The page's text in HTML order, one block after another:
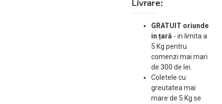
Livrare:
GRATUIT oriunde
in țară - in limita a
5 Kg pentru
comenzi mai mari
de 300 de lei.
Coletele cu
greutatea mai
mare de 5 Kg se